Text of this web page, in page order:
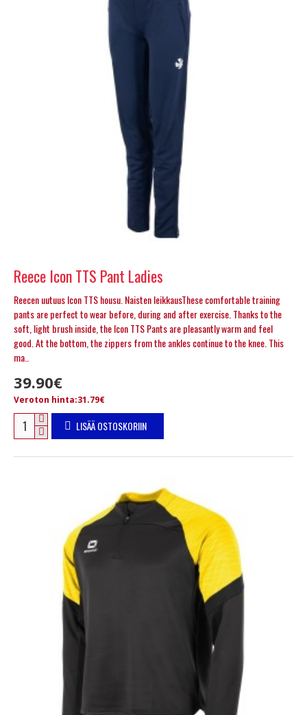
Reece Icon TTS Pant Ladies
Reecen uutuus Icon TTS housu. Naisten leikkausThese comfortable training
pants are perfect to wear before, during and after exercise. Thanks to the
soft, light brush inside, the Icon TTS Pants are pleasantly warm and feel
good. At the bottom, the zippers from the ankles continue to the knee. This
ma..
39.90€
Veroton hinta:31.79€
LISÄÄ OSTOSKORIIN